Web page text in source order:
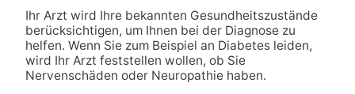
Ihr Arzt wird Ihre bekannten Gesundheitszustände
berücksichtigen, um Ihnen bei der Diagnose zu
helfen. Wenn Sie zum Beispiel an Diabetes leiden,
wird Ihr Arzt feststellen wollen, ob Sie
Nervenschäden oder Neuropathie haben.